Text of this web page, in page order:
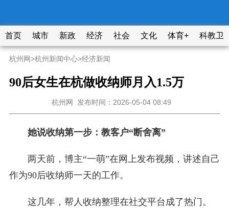
首页 城市 新政 经济 社会 文化 体育+ 科教卫
杭州网>杭州新闻中心>经济新闻
90后女生在杭做收纳师月入1.5万
杭州网 发布时间：2026-05-04 08:49
她说收纳第一步：教客户“断舍离”
两天前，博主“一萌”在网上发布视频，讲述自己
作为90后收纳师一天的工作。
这几年，帮人收纳整理在社交平台成了热门。